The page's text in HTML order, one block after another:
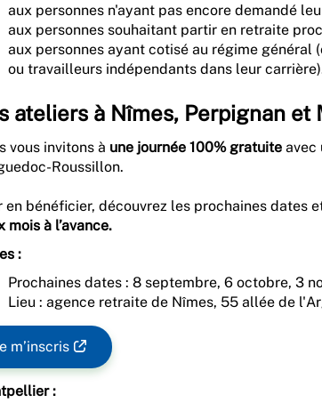
aux personnes n'ayant pas encore demandé
aux personnes souhaitant partir en retraite
aux personnes ayant cotisé au régime général
ou travailleurs indépendants dans leur
ateliers à Nîmes, Perpignan et
vous invitons à une journée 100% gratuite avec
Roussillon.
en bénéficier, découvrez les prochaines dates
mois à l’avance.
:
Prochaines dates : 8 septembre, 6 octobre, 3
Lieu : agence retraite de Nîmes, 55 allée de
m’inscris
: